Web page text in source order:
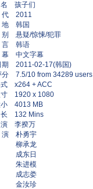
孩子们
2011
韩国
悬疑/惊悚/犯罪
韩语
中文字幕
2011-02-17(韩国)
7.5/10 from 34289 users
x264 + ACC
1920 x 1080
4013 MB
132 Mins
李揆万
朴勇宇
龙
日
模
娄
珍